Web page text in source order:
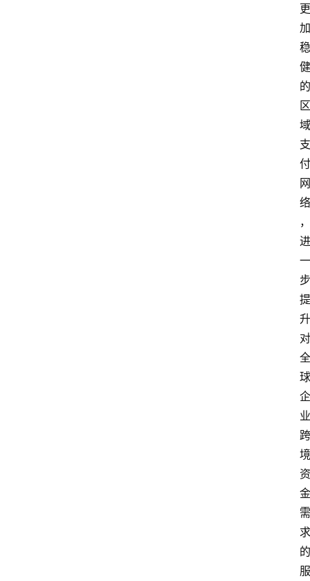
更
加
稳
健
的
区
域
支
付
网
络
，
进
一
步
提
升
对
全
球
企
业
跨
境
资
金
需
求
的
服